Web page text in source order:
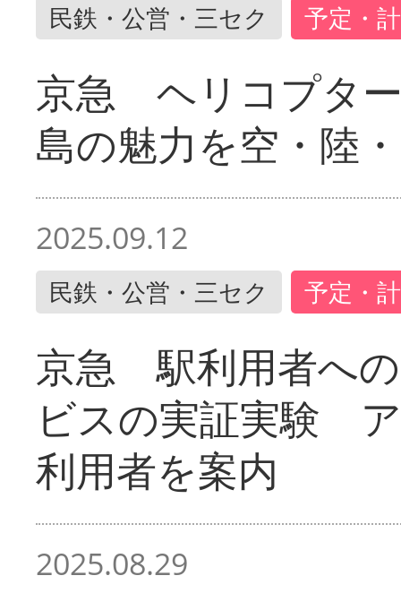
民鉄・公営・三セク 予定・
京急 ヘリコプタ
島の魅力を空・陸
2025.09.12
民鉄・公営・三セク 予定・
京急 駅利用者へ
ビスの実証実験
利用者を案内
2025.08.29